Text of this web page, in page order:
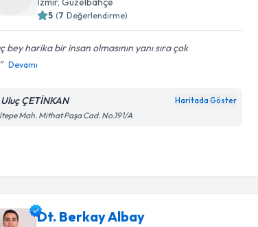
5 (7 Değerlendirme)
bey harika bir insan olmasının yanı sıra çok
Devamı
ÇETİNKAN Haritada Göster
Mah. Mithat Paşa Cad. No.191/A
Dt. Berkay Albay